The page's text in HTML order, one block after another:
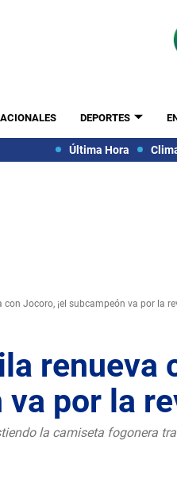
DEPORTES
Última Hora
con Jocoro, ¡el subcampeón va por la
renueva
por la
la camiseta fogonera